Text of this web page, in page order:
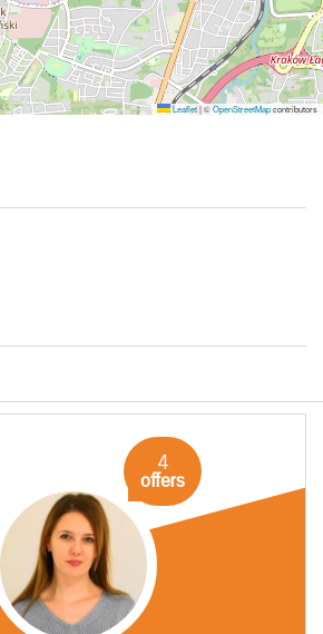
company
Contact
Leaflet|©OpenStreetMapcontributors
4
offers